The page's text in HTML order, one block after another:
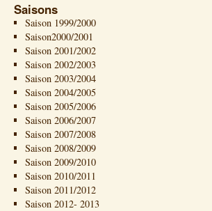
Saisons
Saison 1999/2000
Saison2000/2001
Saison 2001/2002
Saison 2002/2003
Saison 2003/2004
Saison 2004/2005
Saison 2005/2006
Saison 2006/2007
Saison 2007/2008
Saison 2008/2009
Saison 2009/2010
Saison 2010/2011
Saison 2011/2012
Saison 2012- 2013